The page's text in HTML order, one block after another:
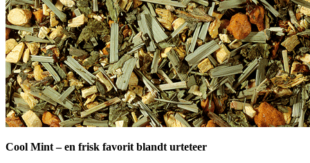
Cool Mint – en frisk favorit blandt urteteer